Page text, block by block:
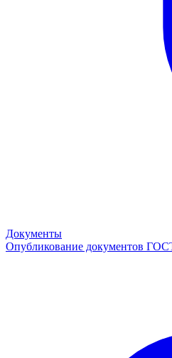
Документы
Опубликование документов